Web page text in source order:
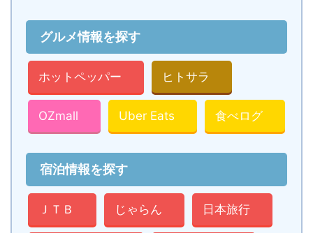
グルメ情報を探す
ホットペッパー ヒトサラ
OZmall Uber Eats 食べログ
宿泊情報を探す
ＪＴＢ じゃらん 日本旅行